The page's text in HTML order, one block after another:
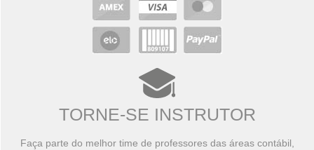
TORNE-SE INSTRUTOR
Faça parte do melhor time de professores das áreas contábil,